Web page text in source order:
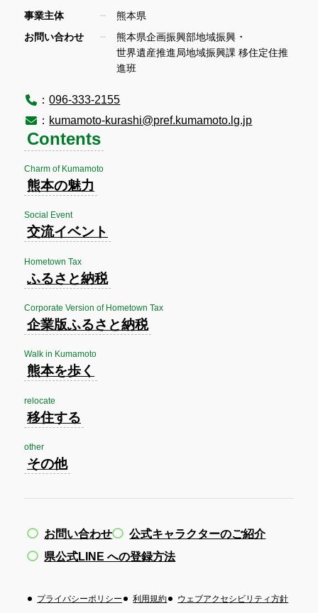
事業主体
熊本県
お問い合わせ
熊本県企画振興部地域振興 ・
世界遺産推進局地域振興課 移住定住推
進班
：096-333-2155
： kumamoto-kurashi@pref.kumamoto.lg.jp
Contents
Charm of Kumamoto
熊本の魅力
Social Event
交流イベント
Hometown Tax
ふるさと納税
Corporate Version of Hometown Tax
企業版ふるさと納税
Walk in Kumamoto
熊本を歩く
relocate
移住する
other
その他
お問い合わせ
公式キャラクターのご紹介
県公式LINE への登録方法
プライバシーポリシー 利用規約 ウェブアクセシビリティ方針